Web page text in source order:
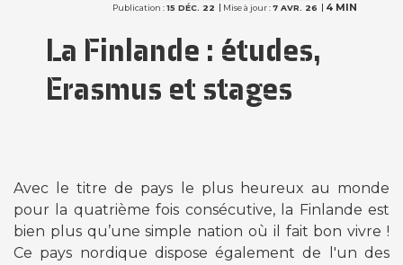
Publication :15 DÉC. 22 Mise à jour :7 AVR. 26 4 MIN
La Finlande : études,
Erasmus et stages
Avec le titre de pays le plus heureux au monde
pour la quatrième fois consécutive, la Finlande est
bien plus qu’une simple nation où il fait bon vivre !
Ce pays nordique dispose également de l'un des